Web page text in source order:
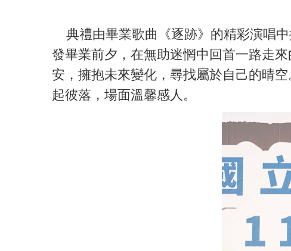
典禮由畢業歌曲《逐跡》的精彩演唱
發畢業前夕，在無助迷惘中回首一路走
安，擁抱未來變化，尋找屬於自己的晴
起彼落，場面溫馨感人。